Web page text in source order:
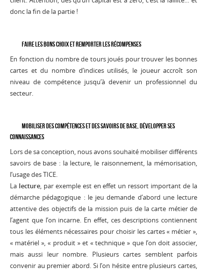
donc la fin de la partie !
Faire les bons choix et remporter les récompenses
En fonction du nombre de tours joués pour trouver les bonnes
cartes et du nombre d’indices utilisés, le joueur accroît son
niveau de compétence jusqu’à devenir un professionnel du
secteur.
Mobiliser des compétences et des savoirs de base, développer ses
connaissances
Lors de sa conception, nous avons souhaité mobiliser différents
savoirs de base : la lecture, le raisonnement, la mémorisation,
l’usage des TICE.
La lecture, par exemple est en effet un ressort important de la
démarche pédagogique : le jeu demande d’abord une lecture
attentive des objectifs de la mission puis de la carte métier de
l’agent que l’on incarne. En effet, ces descriptions contiennent
tous les éléments nécessaires pour choisir les cartes « métier »,
« matériel », « produit » et « technique » que l’on doit associer,
mais aussi leur nombre. Plusieurs cartes semblent parfois
convenir au premier abord. Si l’on hésite entre plusieurs cartes,